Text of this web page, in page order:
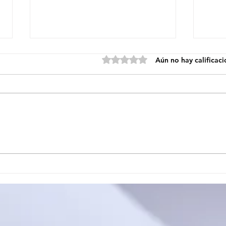
CARMEN
Obtuvo 0 de 5 estrellas.
Aún no hay